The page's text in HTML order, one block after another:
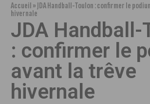
Accueil»JDA Handball-Toulon : confirmer le
hivernale
JDA Handball-
: confirmer le
avant la trêve
hivernale